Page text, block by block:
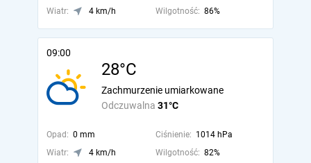
Wiatr:
4 km/h Wilgotność: 86%
09:00
28°C
Odczuwalna 31°C
Zachmurzenie umiarkowane
Opad: 0 mm Ciśnienie: 1014 hPa
Wiatr:
4 km/h Wilgotność: 82%